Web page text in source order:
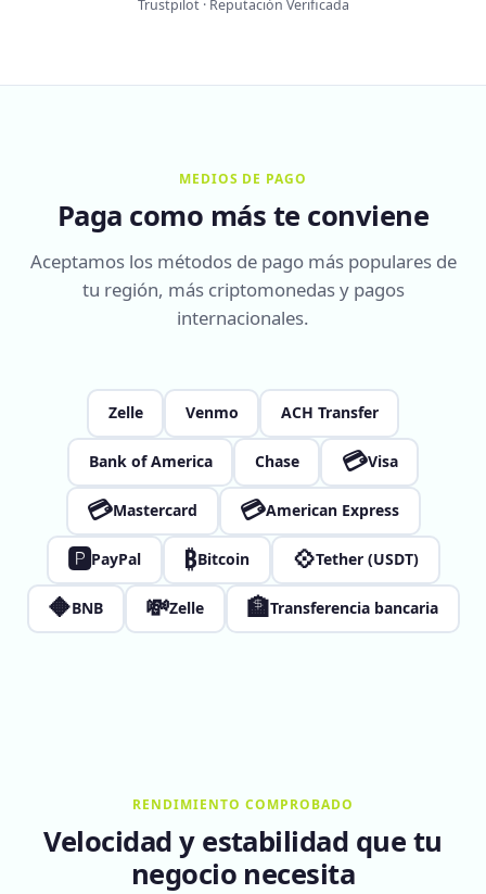
Trustpilot · Reputación Verificada
MEDIOS DE PAGO
Paga como más te conviene
Aceptamos los métodos de pago más populares de
tu región, más criptomonedas y pagos
internacionales.
Zelle Venmo ACH Transfer
Bank of America Chase 💳Visa
💳Mastercard 💳American Express
🅿PayPal ₿Bitcoin 💠Tether (USDT)
🔶BNB 💸Zelle 🏦Transferencia bancaria
RENDIMIENTO COMPROBADO
Velocidad y estabilidad que tu
negocio necesita